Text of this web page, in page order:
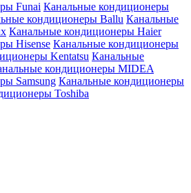
Funai Канальные кондиционеры
кондиционеры Ballu Канальные
Канальные кондиционеры Haier
Hisense Канальные кондиционеры
Kentatsu Канальные
кондиционеры MIDEA
Samsung Канальные кондиционеры
Toshiba